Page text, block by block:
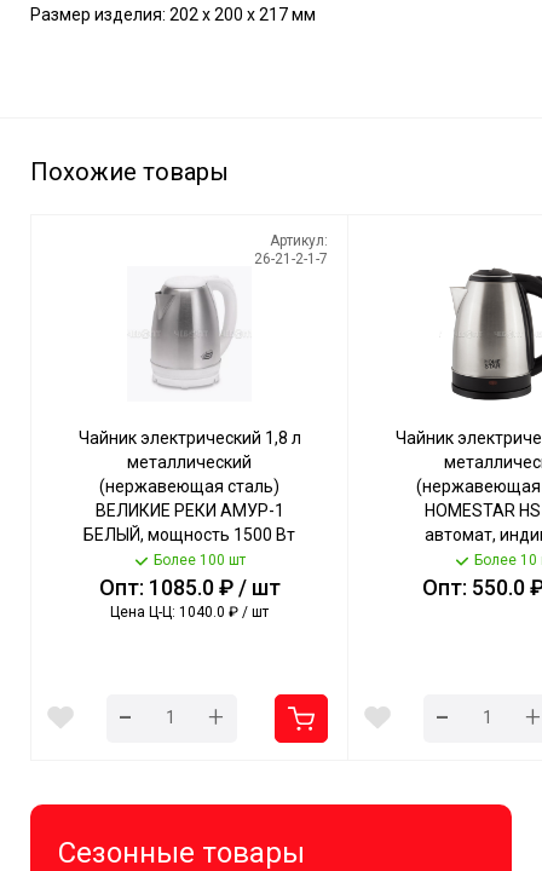
Размер изделия: 202 х 200 х 217 мм
Похожие товары
Артикул:
26-21-2-1-7
Чайник электрический 1,8 л
металлический
(нержавеющая сталь)
ВЕЛИКИЕ РЕКИ АМУР-1
БЕЛЫЙ, мощность 1500 Вт
[12]
Более 100 шт
Опт: 1085.0 ₽ / шт
Цена Ц-Ц: 1040.0 ₽ / шт
- +
Чайник
(нержавеющая
HOMESTAR
автомат,
мощность
003013 [12]
Более 10
Опт: 550.0
- +
Сезонные товары